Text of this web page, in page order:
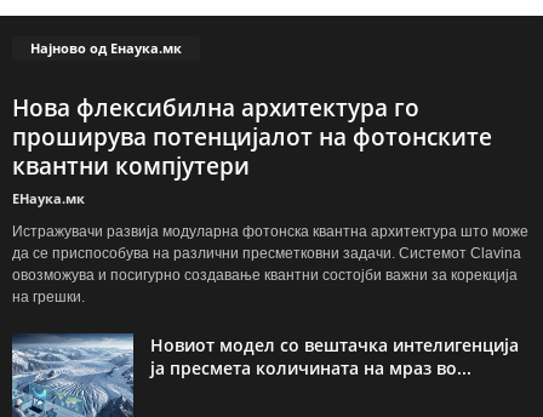
Најново од Енаука.мк
Нова флексибилна архитектура го
проширува потенцијалот на фотонските
квантни компјутери
ЕНаука.мк
Истражувачи развија модуларна фотонска квантна архитектура што може
да се приспособува на различни пресметковни задачи. Системот Clavina
овозможува и посигурно создавање квантни состојби важни за корекција
на грешки.
Новиот модел со вештачка интелигенција
ја пресмета количината на мраз во...